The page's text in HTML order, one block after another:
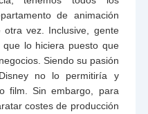
de animación
vez. Inclusive, gente
lo hiciera puesto que
Siendo su pasión
no lo permitiría y
film. Sin embargo, para
costes de producción